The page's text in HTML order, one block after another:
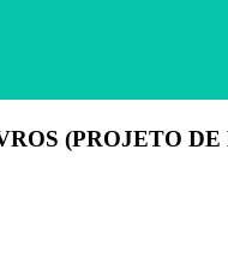
(PROJETO